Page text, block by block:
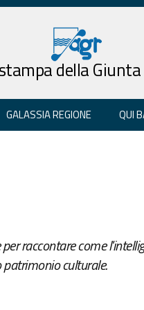
della
GALASSIA REGIONE QUI
raccontare come
culturale.